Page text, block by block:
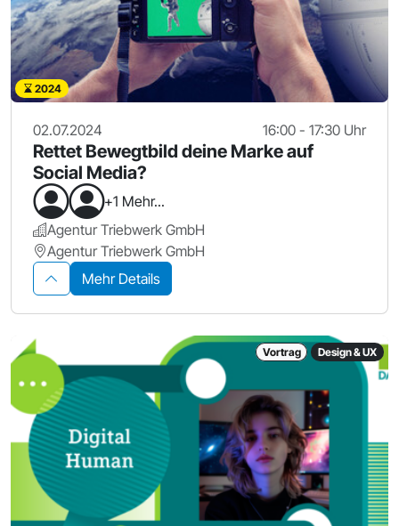
2024
02.07.2024 16:00 - 17:30 Uhr
Rettet Bewegtbild deine Marke auf
Social Media?
+1 Mehr...
Agentur Triebwerk GmbH
Agentur Triebwerk GmbH
Mehr Details
Vortrag Design & UX